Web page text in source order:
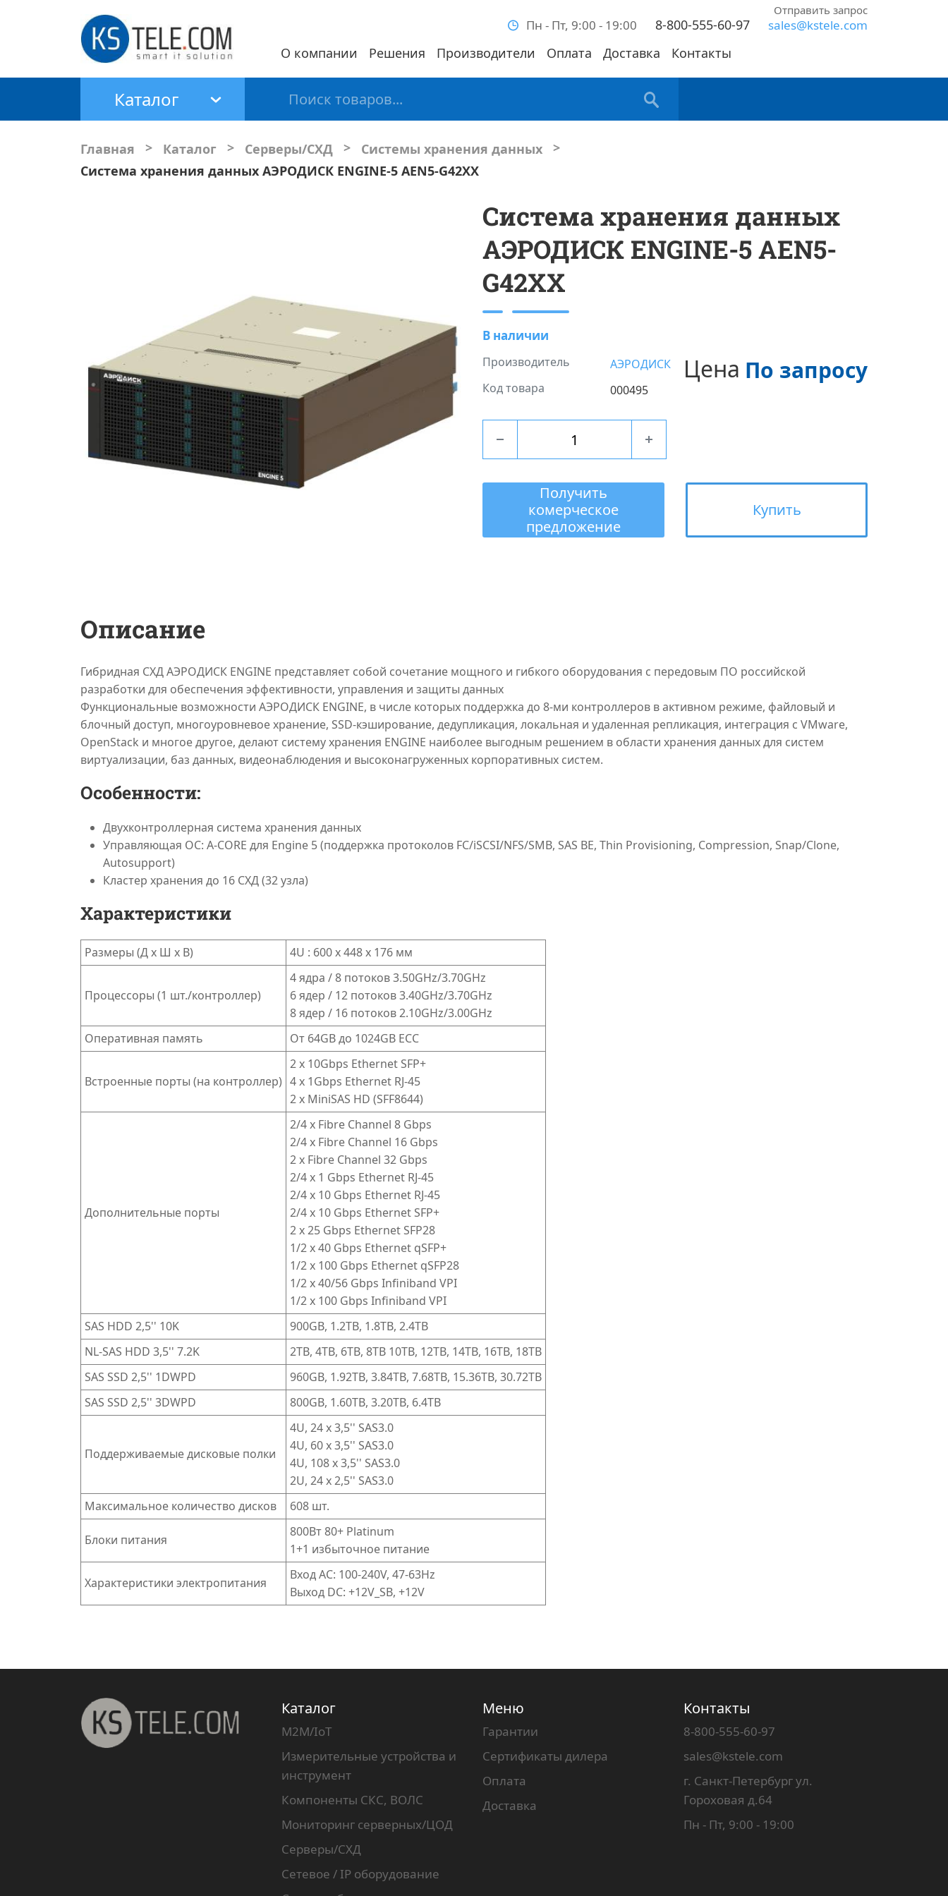
Пн - Пт, 9:00 - 19:00 8-800-555-60-97 sales@kstele.com
Отправить запрос
О компании Решения Производители Оплата Доставка Контакты
Каталог
Главная > Каталог > Серверы/СХД > Системы хранения данных
>
Система хранения данных АЭРОДИСК ENGINE-5 AEN5-G42XX
Система хранения данных
АЭРОДИСК ENGINE-5 AEN5-
G42XX
В наличии
Производитель
АЭРОДИСК
Код товара
000495
Цена По запросу
Получить
комерческое
предложение
Купить
Описание
Гибридная СХД АЭРОДИСК ENGINE представляет собой сочетание мощного и гибкого оборудования с передовым ПО российской
разработки для обеспечения эффективности, управления и защиты данных
Функциональные возможности АЭРОДИСК ENGINE, в числе которых поддержка до 8-ми контроллеров в активном режиме, файловый и
блочный доступ, многоуровневое хранение, SSD-кэширование, дедупликация, локальная и удаленная репликация, интеграция с VMware,
OpenStack и многое другое, делают систему хранения ENGINE наиболее выгодным решением в области хранения данных для систем
виртуализации, баз данных, видеонаблюдения и высоконагруженных корпоративных систем.
Особенности:
Двухконтроллерная система хранения данных
Управляющая ОС: A-CORE для Engine 5 (поддержка протоколов FC/iSCSI/NFS/SMB, SAS BE, Thin Provisioning, Compression, Snap/Clone,
Autosupport)
Кластер хранения до 16 СХД (32 узла)
Характеристики
Размеры (Д х Ш х В) 4U : 600 x 448 x 176 мм
Процессоры (1 шт./контроллер)
4 ядра / 8 потоков 3.50GHz/3.70GHz
6 ядер / 12 потоков 3.40GHz/3.70GHz
8 ядер / 16 потоков 2.10GHz/3.00GHz
Оперативная память
От 64GB до 1024GB ECC
Встроенные порты (на контроллер)
2 x 10Gbps Ethernet SFP+
4 x 1Gbps Ethernet RJ-45
2 x MiniSAS HD (SFF8644)
Дополнительные порты
2/4 x Fibre Channel 8 Gbps
2/4 x Fibre Channel 16 Gbps
2 x Fibre Channel 32 Gbps
2/4 x 1 Gbps Ethernet RJ-45
2/4 x 10 Gbps Ethernet RJ-45
2/4 x 10 Gbps Ethernet SFP+
2 x 25 Gbps Ethernet SFP28
1/2 x 40 Gbps Ethernet qSFP+
1/2 x 100 Gbps Ethernet qSFP28
1/2 x 40/56 Gbps Infiniband VPI
1/2 x 100 Gbps Infiniband VPI
SAS HDD 2,5'' 10K
900GB, 1.2TB, 1.8TB, 2.4TB
NL-SAS HDD 3,5'' 7.2K
2TB, 4TB, 6TB, 8TB 10TB, 12TB, 14TB, 16TB, 18TB
SAS SSD 2,5'' 1DWPD
960GB, 1.92TB, 3.84TB, 7.68TB, 15.36TB, 30.72TB
SAS SSD 2,5'' 3DWPD
800GB, 1.60TB, 3.20TB, 6.4TB
Поддерживаемые дисковые полки
4U, 24 x 3,5'' SAS3.0
4U, 60 x 3,5'' SAS3.0
4U, 108 x 3,5'' SAS3.0
2U, 24 x 2,5'' SAS3.0
Максимальное количество дисков
608 шт.
Блоки питания
800Вт 80+ Platinum
1+1 избыточное питание
Характеристики электропитания
Вход AC: 100-240V, 47-63Hz
Выход DC: +12V_SB, +12V
Каталог
M2M/IoT
Измерительные устройства и
инструмент
Компоненты СКС, ВОЛС
Мониторинг серверных/ЦОД
Серверы/СХД
Сетевое / IP оборудование
Меню
Гарантии
Сертификаты дилера
Оплата
Доставка
Контакты
8-800-555-60-97
sales@kstele.com
г. Санкт-Петербург ул.
Гороховая д.64
Пн - Пт, 9:00 - 19:00